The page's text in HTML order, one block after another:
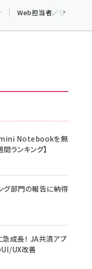
(1617)
Web担当者／仕事
Notebookを無
ランキング】
グ部門の報告に納得
成長！ JA共済アプ
UI/UX改善